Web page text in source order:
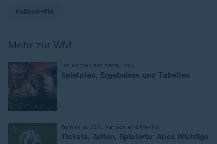
Fußball-WM
Mehr zur WM
Die Partien auf einen Blick
Spielplan, Ergebnisse und Tabellen
Turnier in USA, Kanada und Mexiko
Tickets, Zeiten, Spielorte: Alles Wichtige